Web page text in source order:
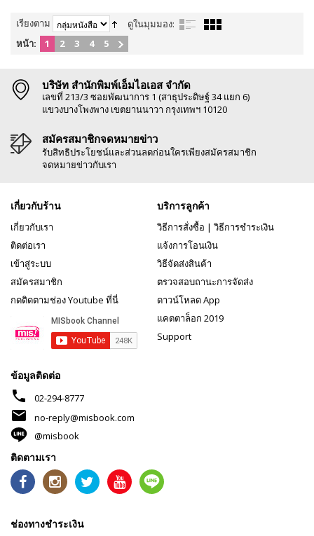
เรียงตาม
ดูในมุมมอง:
หน้า:
1 2 3 4 5
บริษัท สำนักพิมพ์เอ็มไอเอส จำกัด
เลขที่ 213/3 ซอยพัฒนาการ 1 (สาธุประดิษฐ์ 34 แยก 6)
แขวงบางโพงพาง เขตยานนาวา กรุงเทพฯ 10120
สมัครสมาชิกจดหมายข่าว
รับสิทธิประโยชน์และส่วนลดก่อนใครเพียงสมัครสมาชิก
จดหมายข่าวกับเรา
เกี่ยวกับร้าน
เกี่ยวกับเรา
ติดต่อเรา
เข้าสู่ระบบ
สมัครสมาชิก
กดติดตามช่อง Youtube ที่นี่
บริการลูกค้า
วิธีการสั่งซื้อ | วิธีการชำระเงิน
แจ้งการโอนเงิน
วิธีจัดส่งสินค้า
ตรวจสอบถานะการจัดส่ง
ดาวน์โหลด App
แคตตาล็อก 2019
Support
ข้อมูลติดต่อ
phone 02-294-8777
mail
no-reply@misbook.com
@misbook
ติดตามเรา
ช่องทางชำระเงิน